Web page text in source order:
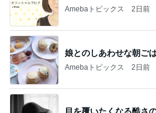
Amebaトピックス 2日前
娘とのしあわせな朝ご
Amebaトピックス 2日前
目を覆いたくなる酷さ